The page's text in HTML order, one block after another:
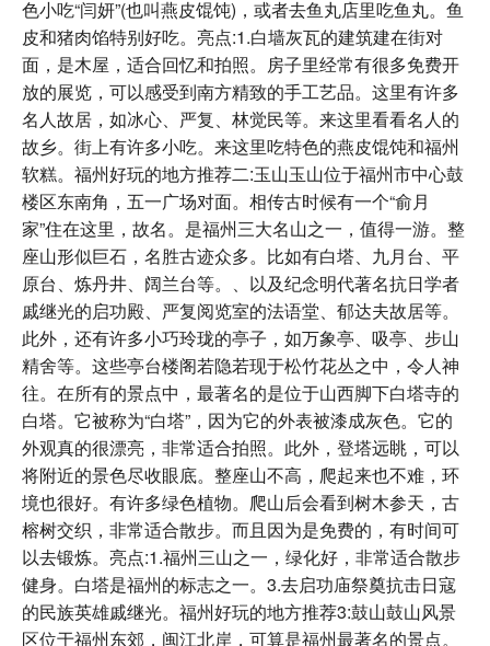
色小吃“闫妍”(也叫燕皮馄饨)，或者去鱼丸店里吃鱼丸。鱼
皮和猪肉馅特别好吃。亮点:1.白墙灰瓦的建筑建在街对
面，是木屋，适合回忆和拍照。房子里经常有很多免费开
放的展览，可以感受到南方精致的手工艺品。这里有许多
名人故居，如冰心、严复、林觉民等。来这里看看名人的
故乡。街上有许多小吃。来这里吃特色的燕皮馄饨和福州
软糕。福州好玩的地方推荐二:玉山玉山位于福州市中心鼓
楼区东南角，五一广场对面。相传古时候有一个“俞月
家”住在这里，故名。是福州三大名山之一，值得一游。整
座山形似巨石，名胜古迹众多。比如有白塔、九月台、平
原台、炼丹井、阔兰台等。、以及纪念明代著名抗日学者
戚继光的启功殿、严复阅览室的法语堂、郁达夫故居等。
此外，还有许多小巧玲珑的亭子，如万象亭、吸亭、步山
精舍等。这些亭台楼阁若隐若现于松竹花丛之中，令人神
往。在所有的景点中，最著名的是位于山西脚下白塔寺的
白塔。它被称为“白塔”，因为它的外表被漆成灰色。它的
外观真的很漂亮，非常适合拍照。此外，登塔远眺，可以
将附近的景色尽收眼底。整座山不高，爬起来也不难，环
境也很好。有许多绿色植物。爬山后会看到树木参天，古
榕树交织，非常适合散步。而且因为是免费的，有时间可
以去锻炼。亮点:1.福州三山之一，绿化好，非常适合散步
健身。白塔是福州的标志之一。3.去启功庙祭奠抗击日寇
的民族英雄戚继光。福州好玩的地方推荐3:鼓山鼓山风景
区位于福州东郊，闽江北岸，可算是福州最著名的景点。